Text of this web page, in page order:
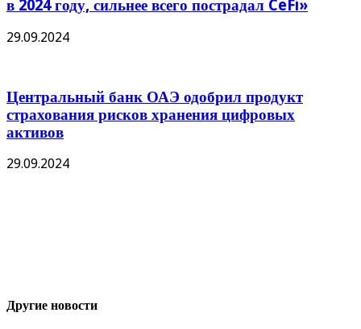
в 2024 году, сильнее всего пострадал CeFi»
29.09.2024
Центральный банк ОАЭ одобрил продукт
страхования рисков хранения цифровых
активов
29.09.2024
Другие новости